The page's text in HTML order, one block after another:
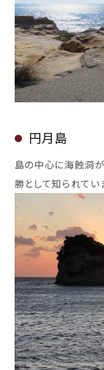
円月島
島の中心に海蝕洞
勝として知られてい